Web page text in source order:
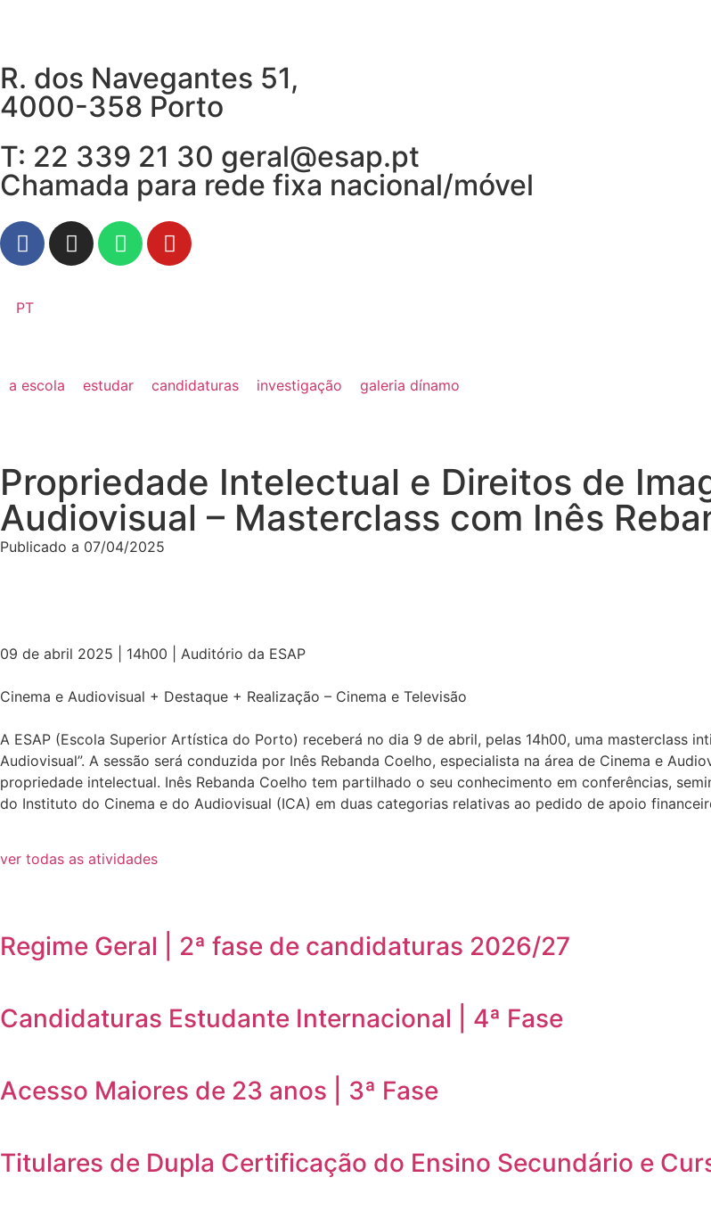
R. dos Navegantes 51,
4000-358 Porto
T: 22 339 21 30 geral@esap.pt
Chamada para rede fixa nacional/móvel
PT
a escola estudar candidaturas investigação galeria dínamo
Propriedade Intelectual e Direitos de
Audiovisual – Masterclass com Inês
Publicado a 07/04/2025
09 de abril 2025 | 14h00 | Auditório da ESAP
Cinema e Audiovisual + Destaque + Realização – Cinema e Televisão
A ESAP (Escola Superior Artística do Porto) receberá no dia 9 de abril, pelas 14h00, uma masterclass
Audiovisual”. A sessão será conduzida por Inês Rebanda Coelho, especialista na área de Cinema e
propriedade intelectual. Inês Rebanda Coelho tem partilhado o seu conhecimento em conferências,
do Instituto do Cinema e do Audiovisual (ICA) em duas categorias relativas ao pedido de apoio
ver todas as atividades
Regime Geral | 2ª fase de candidaturas 2026/27
Candidaturas Estudante Internacional | 4ª Fase
Acesso Maiores de 23 anos | 3ª Fase
Titulares de Dupla Certificação do Ensino Secundário e